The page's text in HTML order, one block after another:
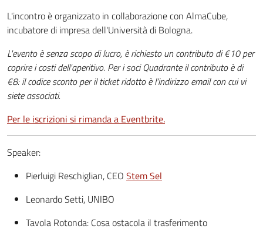
L'incontro è organizzato in collaborazione con AlmaCube,
incubatore di impresa dell'Università di Bologna.
L'evento è senza scopo di lucro, è richiesto un contributo di €10 per
coprire i costi dell'aperitivo. Per i soci Quadrante il contributo è di
€8: il codice sconto per il ticket ridotto è l'indirizzo email con cui vi
siete associati.
Per le iscrizioni si rimanda a Eventbrite.
Speaker:
Pierluigi Reschiglian, CEO Stem Sel
Leonardo Setti, UNIBO
Tavola Rotonda: Cosa ostacola il trasferimento